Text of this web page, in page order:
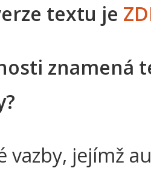
textu je
znamená
vazby, jejímž